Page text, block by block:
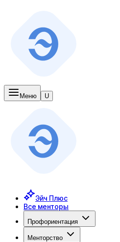
Меню U
Эйч Плюс
Все менторы
Профориентация
Менторство